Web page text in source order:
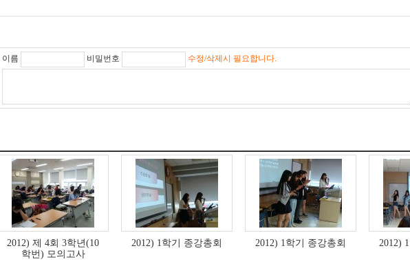
이름 비밀번호 수정/삭제시 필요합니다.
2012) 제 4회 3학년(10
학번) 모의고사
2012) 1학기 종강총회 2012) 1학기 종강총회 2012)